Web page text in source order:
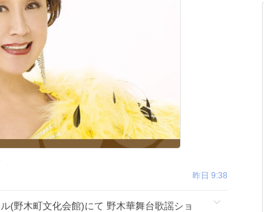
昨日 9:38
(野木町文化会館)にて 野木華舞台歌謡ショ